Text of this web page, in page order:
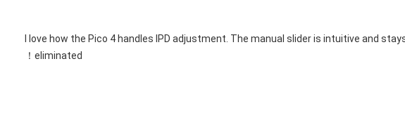
"I love how the Pico 4 handles IPD adjustment. The manual slider is intuitive and
eliminated！